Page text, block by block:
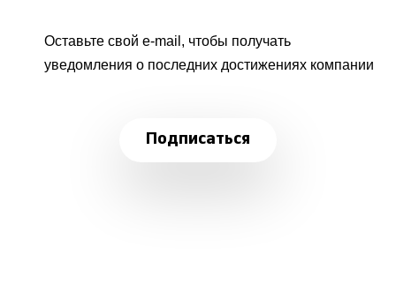
Оставьте свой e-mail, чтобы получать
уведомления о последних достижениях компании
Подписаться